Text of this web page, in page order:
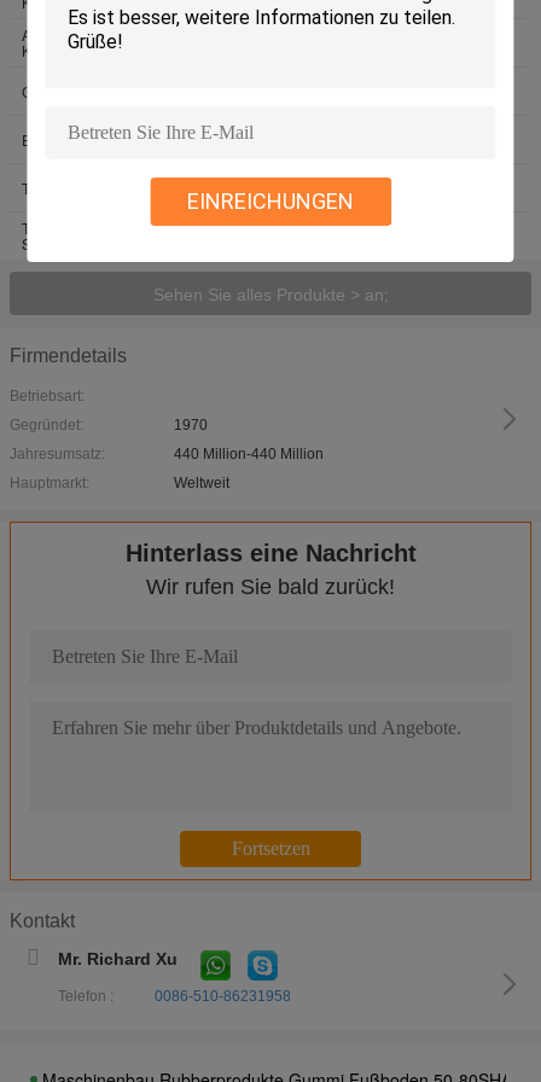
EINREICHUNGEN
Ausgestoßene
Kautschukdichtungen
Gummibildete Teile nach Maß
Einheitliche Gummibodenmatten
Tunnelsegmentdichtung
Teile aus Gummi für
Schienenfahrzeuge
Sehen Sie alles Produkte > an;
Firmendetails
Betriebsart:
Gegründet:
1970
Jahresumsatz:
440 Million-440 Million
Hauptmarkt:
Weltweit
Hinterlass eine Nachricht
Wir rufen Sie bald zurück!
Kontakt
Mr. Richard Xu
Telefon : 0086-510-86231958
J / C-Typ Containertürverschluss,
Reefer EPDM Behälter Gummi Türverschlüsse Wasserdicht Anti-
Geformte Frachtcontainer Türverschluss Tubber Ecke
EPDM / TPE geformte Behälter Türdichtungen Wasserdicht
Wärmebeständigkeit Versandbehälter Türdichtungen,
Antischleißtechnische Kautschukprodukte, EPDM-Lkw-
Maschinenbauerzeugnisse aus Kautschuk Kautschukmatte mit